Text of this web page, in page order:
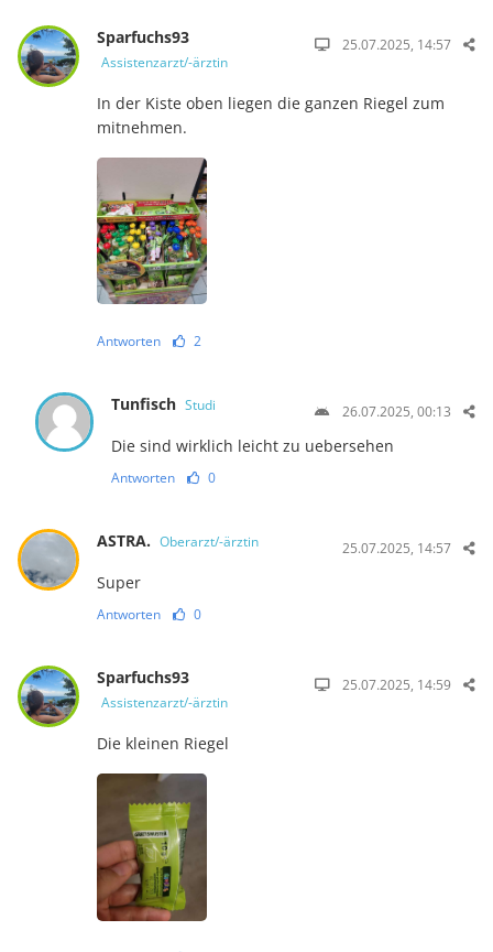
Sparfuchs93
Assistenzarzt/-ärztin
25.07.2025, 14:57
In der Kiste oben liegen die ganzen Riegel zum
mitnehmen.
Antworten 2
Tunfisch Studi 26.07.2025, 00:13
Die sind wirklich leicht zu uebersehen
Antworten 0
ASTRA. Oberarzt/-ärztin 25.07.2025, 14:57
Super
Antworten 0
Sparfuchs93
Assistenzarzt/-ärztin
25.07.2025, 14:59
Die kleinen Riegel